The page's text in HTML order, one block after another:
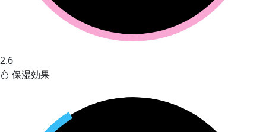
2.6
保湿効果